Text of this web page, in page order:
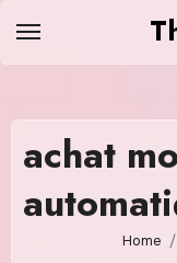
achat
Home